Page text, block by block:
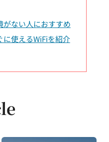
がない人におすすめ
に使えるWiFiを紹介